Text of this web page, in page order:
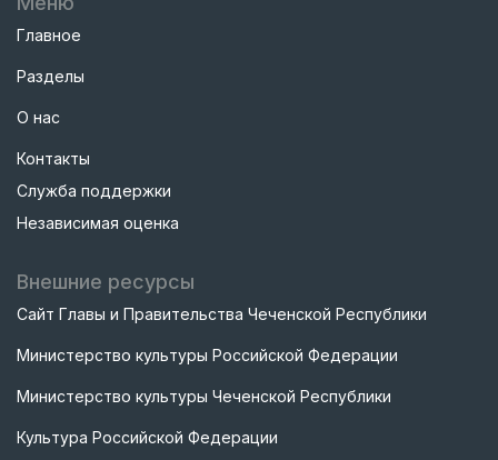
Главное
Разделы
О нас
Контакты
Служба поддержки
Независимая оценка
Внешние ресурсы
Сайт Главы и Правительства Чеченской Республики
Министерство культуры Российской Федерации
Министерство культуры Чеченской Республики
Культура Российской Федерации